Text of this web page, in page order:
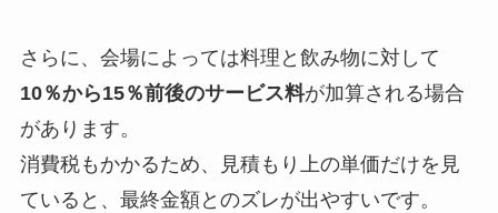
さらに、会場によっては料理と飲み物に対して
10％から15％前後のサービス料が加算される場合
があります。
消費税もかかるため、見積もり上の単価だけを見
ていると、最終金額とのズレが出やすいです。